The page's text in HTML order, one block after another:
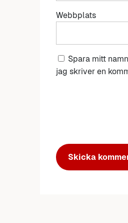
Webbplats
Spara mitt
jag skriver en